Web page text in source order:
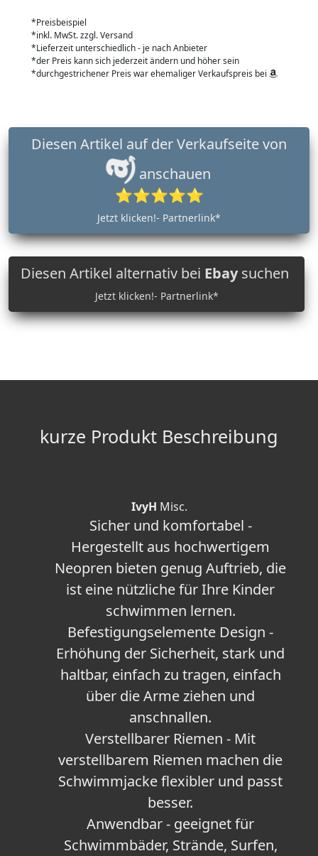
*Preisbeispiel
*inkl. MwSt. zzgl. Versand
*Lieferzeit unterschiedlich - je nach Anbieter
*der Preis kann sich jederzeit ändern und höher sein
*durchgestrichener Preis war ehemaliger Verkaufspreis bei
anschauen
⭐⭐⭐⭐⭐
Jetzt klicken!- Partnerlink*
Diesen Artikel alternativ bei Ebaysuchen
Jetzt klicken!- Partnerlink*
kurze Produkt Beschreibung
IvyH Misc.
Sicher und komfortabel -
Hergestellt aus hochwertigem
Neopren bieten genug Auftrieb, die
ist eine nützliche für Ihre Kinder
schwimmen lernen.
Befestigungselemente Design -
Erhöhung der Sicherheit, stark und
haltbar, einfach zu tragen, einfach
über die Arme ziehen und
anschnallen.
Verstellbarer Riemen - Mit
verstellbarem Riemen machen die
Schwimmjacke flexibler und passt
besser.
Anwendbar - geeignet für
Schwimmbäder, Strände, Surfen,